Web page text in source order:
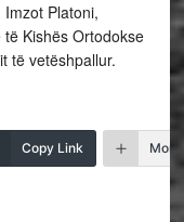
Platoni,
Kishës Ortodokse
të vetëshpallur.
Copy Link More